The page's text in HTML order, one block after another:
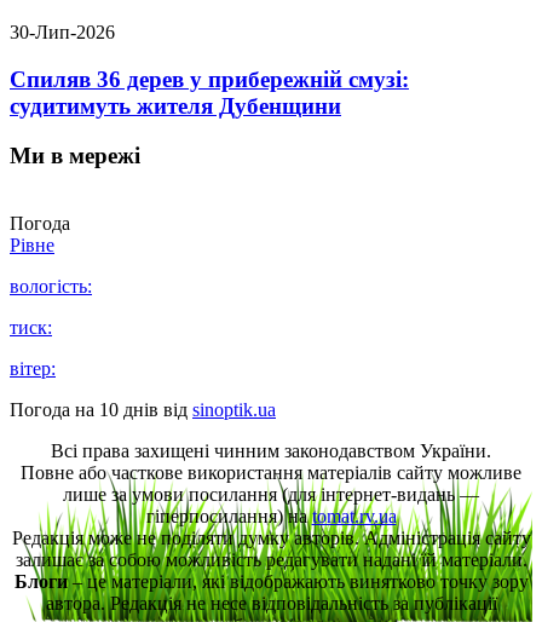
30-Лип-2026
Спиляв 36 дерев у прибережній смузі:
судитимуть жителя Дубенщини
Ми в мережі
Погода
Рівне
вологість:
тиск:
вітер:
Погода на 10 днів від sinoptik.ua
Всі права захищені чинним законодавством України.
Повне або часткове використання матеріалів сайту можливе
лише за умови посилання (для інтернет-видань —
гіперпосилання) наtomat.rv.ua
Редакція може не поділяти думку авторів. Адміністрація сайту
залишає за собою можливість редагувати надані їй матеріали.
Блоги– це матеріали, які відображають винятково точку зору
автора. Редакція не несе відповідальність за публікації